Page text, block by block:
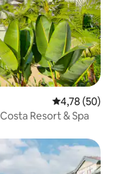
Średnia
4,78 (50)
Resort & Spa